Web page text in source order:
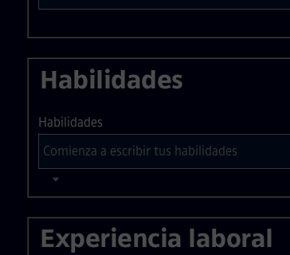
Habilidades
Habilidades
Experiencia laboral